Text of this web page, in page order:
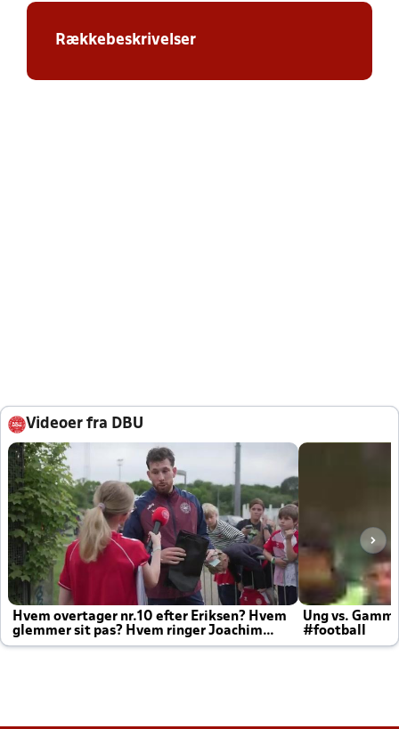
Rækkebeskrivelser
Videoer fra DBU
Hvem overtager nr.10 efter Eriksen? Hvem
glemmer sit pas? Hvem ringer Joachim
altid til efter kampe?
Ung vs.
#football